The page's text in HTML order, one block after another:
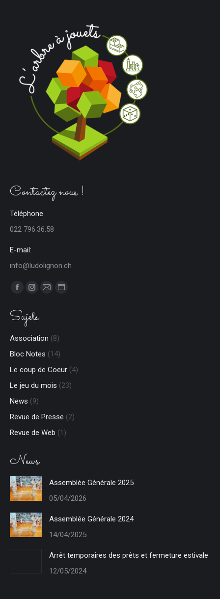
Contactez nous !
Téléphone
022 796.36.58
E-mail:
info@ludolignon.ch
Trouvez nous sur :
Facebook
opens
new
window
Instagram
opens
new
window
E-
in
new
window
Site
window
Sujets
Association (8)
Bloc Notes (14)
Le coup de Coeur (4)
Le jeu du mois (23)
News (9)
Revue de Presse (2)
Revue de Web (1)
News
Assemblée Générale 2025
05/04/2026
Assemblée Générale 2024
14/04/2025
Arrêt temporaires des prêts et fermeture estivale
12/05/2024